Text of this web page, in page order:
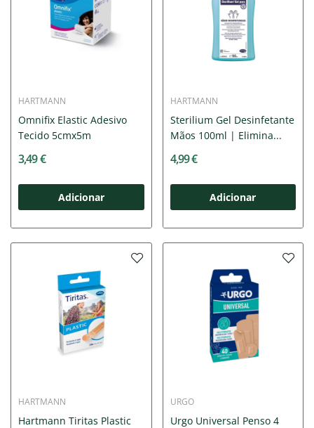
HARTMANN
Omnifix Elastic Adesivo
Tecido 5cmx5m
3,49 €
Adicionar
HARTMANN
Sterilium Gel Desinfetante
Mãos 100ml | Elimina...
4,99 €
Adicionar
HARTMANN
Hartmann Tiritas Plastic
URGO
Urgo Universal Penso 4